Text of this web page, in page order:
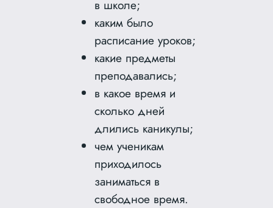
в школе;
каким было
расписание уроков;
какие предметы
преподавались;
в какое время и
сколько дней
длились каникулы;
чем ученикам
приходилось
заниматься в
свободное время.